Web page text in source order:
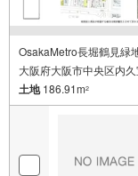
OsakaMetro長堀鶴見緑
大阪府大阪市中央区内
土地186.91m2